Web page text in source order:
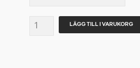
WRESFIT
LÄGG TILL I VARUKORG